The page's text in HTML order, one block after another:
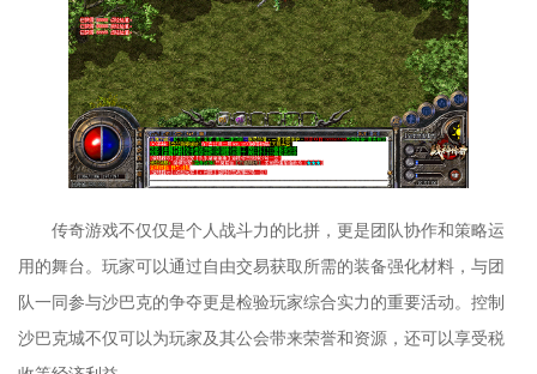
传奇游戏不仅仅是个人战斗力的比拼，更是团队协作和策略运
用的舞台。玩家可以通过自由交易获取所需的装备强化材料，与团
队一同参与沙巴克的争夺更是检验玩家综合实力的重要活动。控制
沙巴克城不仅可以为玩家及其公会带来荣誉和资源，还可以享受税